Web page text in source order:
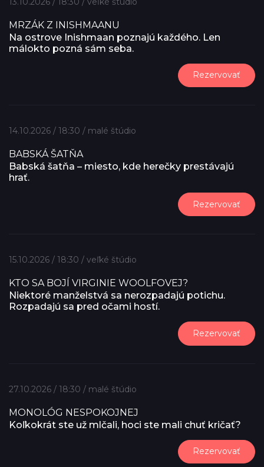
MRZÁK Z INISHMAANU
Na ostrove Inishmaan poznajú každého. Len
málokto pozná sám seba.
Rezervovať
14.10.2026 / 18:30 / malé štúdio
BABSKÁ ŠATŇA
Babská šatňa – miesto, kde herečky prestávajú
hrať.
Rezervovať
15.10.2026 / 18:30 / veľké štúdio
KTO SA BOJÍ VIRGINIE WOOLFOVEJ?
Niektoré manželstvá sa nerozpadajú potichu.
Rozpadajú sa pred očami hostí.
Rezervovať
27.10.2026 / 18:30 / malé štúdio
MONOLÓG NESPOKOJNEJ
Koľkokrát ste už mlčali, hoci ste mali chuť kričať?
Rezervovať